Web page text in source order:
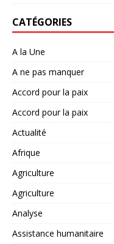
CATÉGORIES
A la Une
A ne pas manquer
Accord pour la paix
Accord pour la paix
Actualité
Afrique
Agriculture
Agriculture
Analyse
Assistance humanitaire